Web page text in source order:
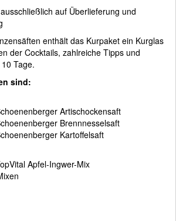
auf Überlieferung und
enthält das Kurpaket ein Kurglas
der Cocktails, zahlreiche Tipps und
Tage.
sind:
Artischockensaft
Brennnesselsaft
Kartoffelsaft
Apfel-Ingwer-Mix